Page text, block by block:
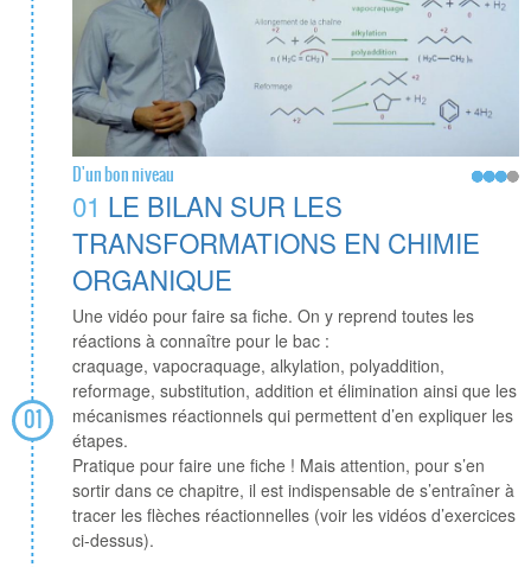
01
D'un bon niveau
01 LE BILAN SUR LES
TRANSFORMATIONS EN CHIMIE
ORGANIQUE
Une vidéo pour faire sa fiche. On y reprend toutes les
réactions à connaître pour le bac :
craquage, vapocraquage, alkylation, polyaddition,
reformage, substitution, addition et élimination ainsi que les
mécanismes réactionnels qui permettent d’en expliquer les
étapes.
Pratique pour faire une fiche ! Mais attention, pour s’en
sortir dans ce chapitre, il est indispensable de s’entraîner à
tracer les flèches réactionnelles (voir les vidéos d’exercices
ci-dessus).